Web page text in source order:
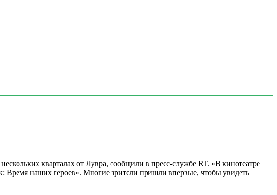
кварталах от Лувра, сообщили в пресс-службе RT. «В кинотеатре
Время наших героев». Многие зрители пришли впервые, чтобы увидеть